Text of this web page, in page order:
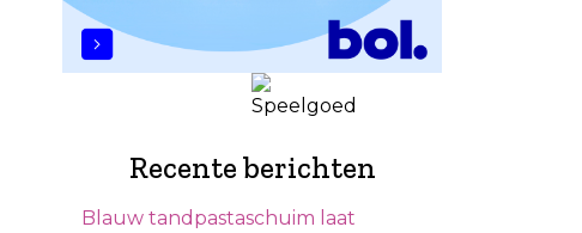
Recente berichten
Blauw tandpastaschuim laat